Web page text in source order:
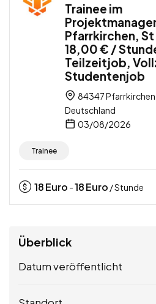
Trainee im
Pfarrkirchen,
18,00 € /
Teilzeitjob,
Studentenjob
84347
Deutschland
03/08/2026
Trainee
18Euro -18Euro / Stunde
Überblick
Datum veröffentlicht